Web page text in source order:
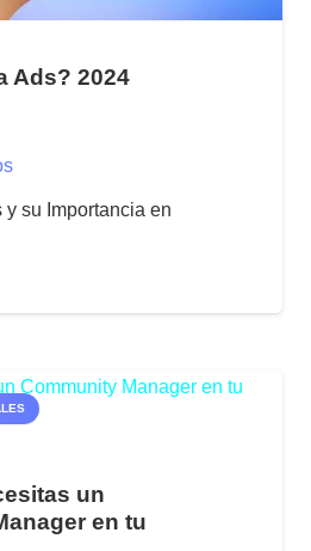
Ads? 2024
y su Importancia en
un
en tu